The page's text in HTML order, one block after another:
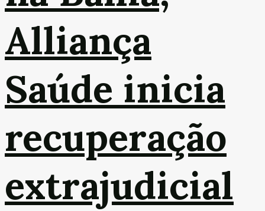
Alliança
Saúde inicia
recuperação
extrajudicial